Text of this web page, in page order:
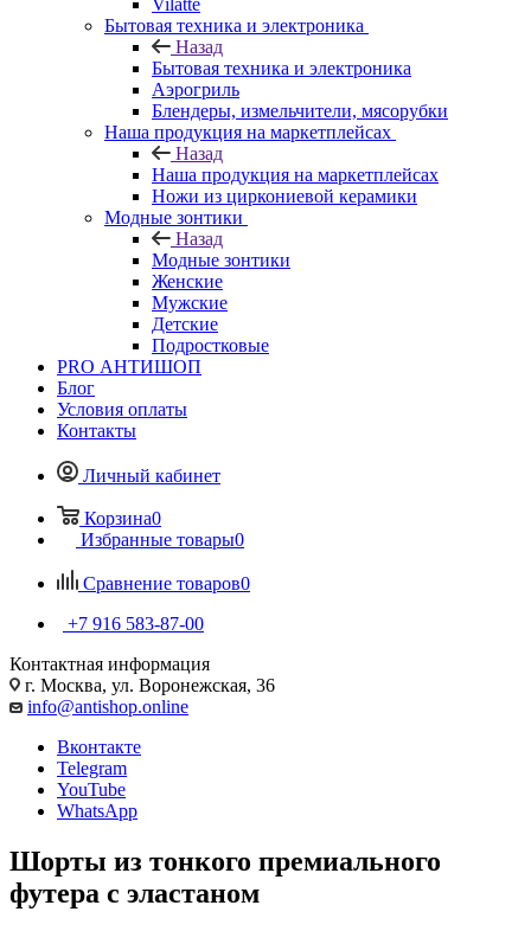
Vilatte
Бытовая техника и электроника
Назад
Бытовая техника и электроника
Аэрогриль
Блендеры, измельчители, мясорубки
Наша продукция на маркетплейсах
Назад
Наша продукция на маркетплейсах
Ножи из циркониевой керамики
Модные зонтики
Назад
Модные зонтики
Женские
Мужские
Детские
Подростковые
PRO АНТИШОП
Блог
Условия оплаты
Контакты
Личный кабинет
Корзина0
Избранные товары0
Сравнение товаров0
+7 916 583-87-00
Контактная информация
г. Москва, ул. Воронежская, 36
info@antishop.online
Вконтакте
Telegram
YouTube
WhatsApp
Шорты из тонкого премиального
футера с эластаном